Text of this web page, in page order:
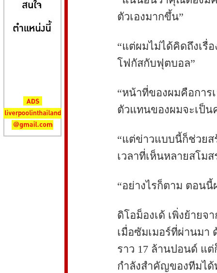
ตัวเองมากขึ้น”
“แต่ผมไม่ได้คิดถึงเรื่
โฟกัสกับฟุตบอล”
“หน้าที่ของผมคือการ
ตัวแทนของผมจะเป็น
“แต่ข่าวแบบนี้ก็ช่วยส
เวลาที่เห็นหลายสโม
“อย่างไรก็ตาม ตอน
ดิโอม็องเด้ เพิ่งย้ายจ
เมื่อซัมเมอร์ที่ผ่านมา
ราว 17 ล้านปอนด์ แ
กำลังสำคัญของทีมไ